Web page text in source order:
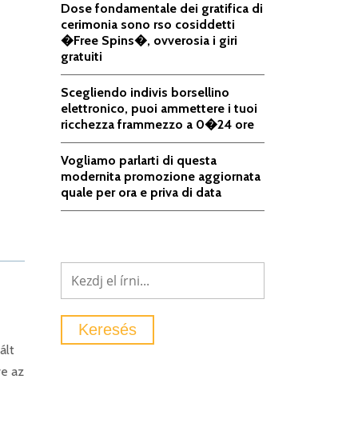
az
Dose fondamentale dei gratifica di
cerimonia sono rso cosiddetti
�Free Spins�, ovverosia i giri
gratuiti
Scegliendo indivis borsellino
elettronico, puoi ammettere i tuoi
ricchezza frammezzo a 0�24 ore
Vogliamo parlarti di questa
modernita promozione aggiornata
quale per ora e priva di data